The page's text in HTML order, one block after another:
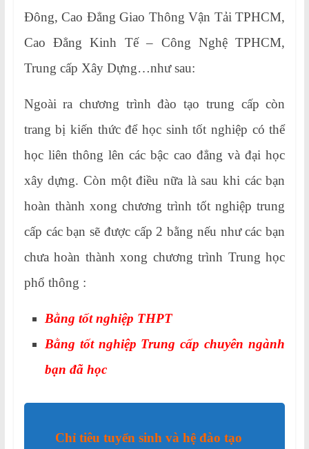
Đông, Cao Đẳng Giao Thông Vận Tải TPHCM,
Cao Đẳng Kinh Tế – Công Nghệ TPHCM,
Trung cấp Xây Dựng…như sau:
Ngoài ra chương trình đào tạo trung cấp còn
trang bị kiến thức để học sinh tốt nghiệp có thể
học liên thông lên các bậc cao đẳng và đại học
xây dựng. Còn một điều nữa là sau khi các bạn
hoàn thành xong chương trình tốt nghiệp trung
cấp các bạn sẽ được cấp 2 bằng nếu như các bạn
chưa hoàn thành xong chương trình Trung học
phổ thông :
Bằng tốt nghiệp THPT
Bằng tốt nghiệp Trung cấp chuyên ngành
bạn đã học
Chỉ tiêu tuyển sinh và hệ đào tạo